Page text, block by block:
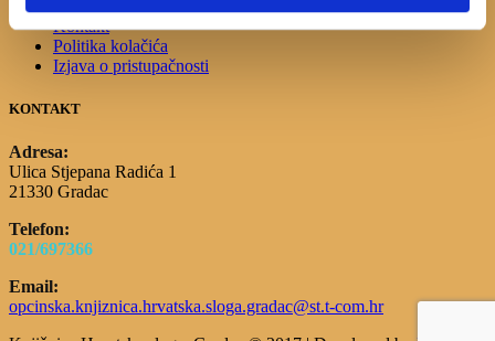
Kontakt
Politika kolačića
Izjava o pristupačnosti
KONTAKT
Adresa:
Ulica Stjepana Radića 1
21330 Gradac
Telefon:
021/697366
Email:
opcinska.knjiznica.hrvatska.sloga.gradac@st.t-com.hr